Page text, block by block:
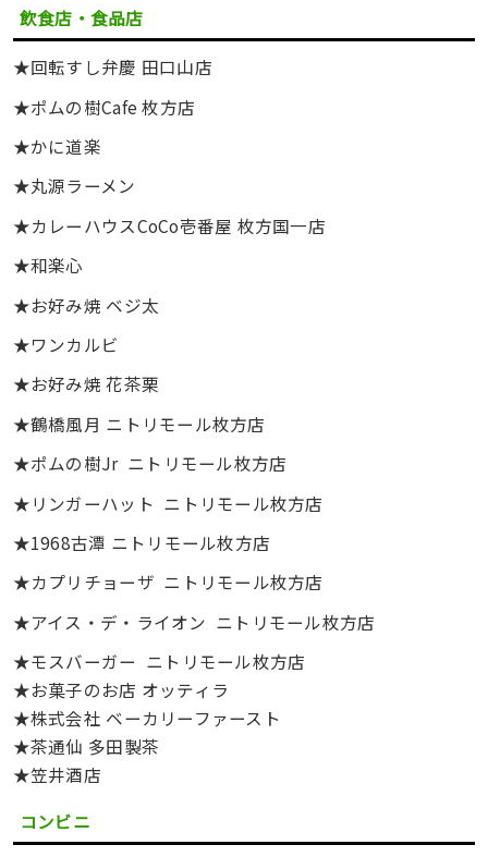
飲食店・食品店
★回転すし弁慶 田口山店
★ポムの樹Cafe 枚方店
★かに道楽
★丸源ラーメン
★カレーハウスCoCo壱番屋 枚方国一店
★和楽心
★お好み焼 ベジ太
★ワンカルビ
★お好み焼 花茶栗
★鶴橋風月 ニトリモール枚方店
★ポムの樹Jr ニトリモール枚方店
★リンガーハット ニトリモール枚方店
★1968古潭 ニトリモール枚方店
★カプリチョーザ ニトリモール枚方店
★アイス・デ・ライオン ニトリモール枚方店
★モスバーガー ニトリモール枚方店
★お菓子のお店 オッティラ
★株式会社 ベーカリーファースト
★茶通仙 多田製茶
★笠井酒店
コンビニ